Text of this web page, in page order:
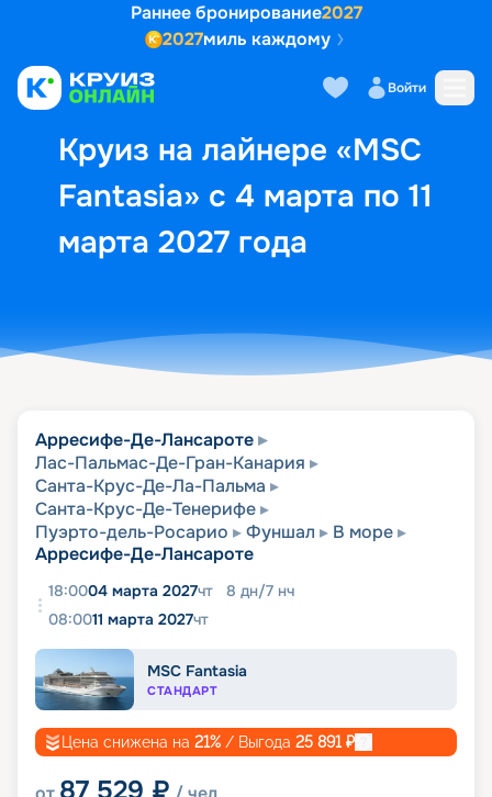
Раннее бронирование2027
2027миль каждому
Войти
Круиз на лайнере «MSC
Fantasia» с 4 марта по 11
марта 2027 года
Выбор кают Маршрут и
Арресифе-Де-Лансароте
Лас-Пальмас-Де-Гран-Канария
Санта-Крус-Де-Ла-Пальма
Санта-Крус-Де-Тенерифе
Пуэрто-дель-Росарио
Фуншал
В море
Арресифе-Де-Лансароте
18:0004 марта 2027чт 8 дн/7 нч
08:0011 марта 2027чт
MSC Fantasia
СТАНДАРТ
Цена снижена на 21% / Выгода 25 891₽